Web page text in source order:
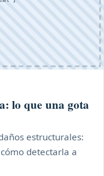
lo que una gota
estructurales:
detectarla a